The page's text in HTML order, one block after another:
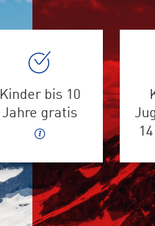
Kinder bis 10
Jahre gratis